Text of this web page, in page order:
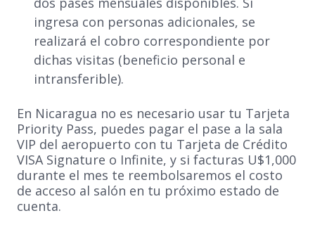
ingresa con personas adicionales, se
realizará el cobro correspondiente por
dichas visitas (beneficio personal e
intransferible).
En Nicaragua no es necesario usar tu Tarjeta
Priority Pass, puedes pagar el pase a la sala
VIP del aeropuerto con tu Tarjeta de Crédito
VISA Signature o Infinite, y si facturas U$1,000
durante el mes te reembolsaremos el costo
de acceso al salón en tu próximo estado de
cuenta.